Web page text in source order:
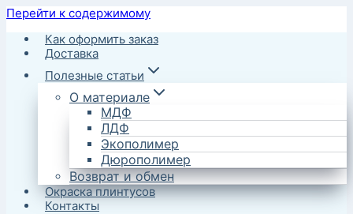
Перейти к содержимому
Как оформить заказ
Доставка
Полезные статьи
О материале
МДФ
ЛДФ
Экополимер
Дюрополимер
Возврат и обмен
Окраска плинтусов
Контакты